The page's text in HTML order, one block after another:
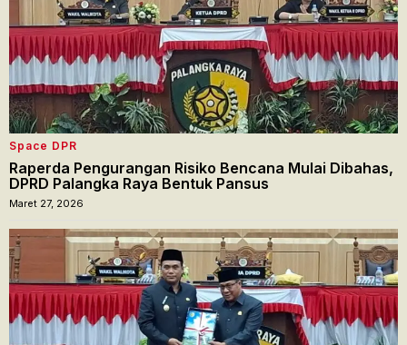
Space DPR
Raperda Pengurangan Risiko Bencana Mulai Dibahas,
DPRD Palangka Raya Bentuk Pansus
Maret 27, 2026